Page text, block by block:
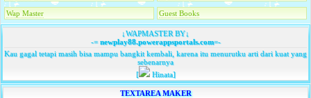
Wap Master Guest Books
↓WAPMASTER BY↓
-=newplay88.powerappsportals.com=-
Kau gagal tetapi masih bisa mampu bangkit kembali, karena itu menurutku arti dari kuat yang
sebenarnya
[
Hinata]
TEXTAREA MAKER